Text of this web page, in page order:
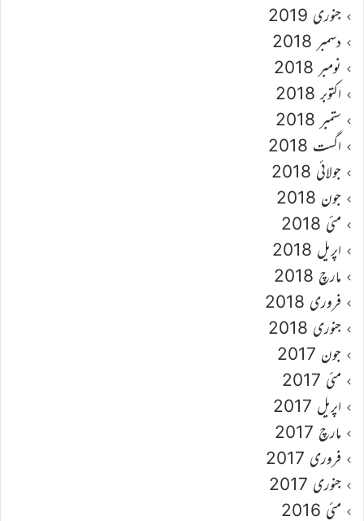
جنوری 2019
دسمبر 2018
نومبر 2018
اکتوبر 2018
ستمبر 2018
اگست 2018
جولائی 2018
جون 2018
مئی 2018
اپریل 2018
مارچ 2018
فروری 2018
جنوری 2018
جون 2017
مئی 2017
اپریل 2017
مارچ 2017
فروری 2017
جنوری 2017
مئی 2016